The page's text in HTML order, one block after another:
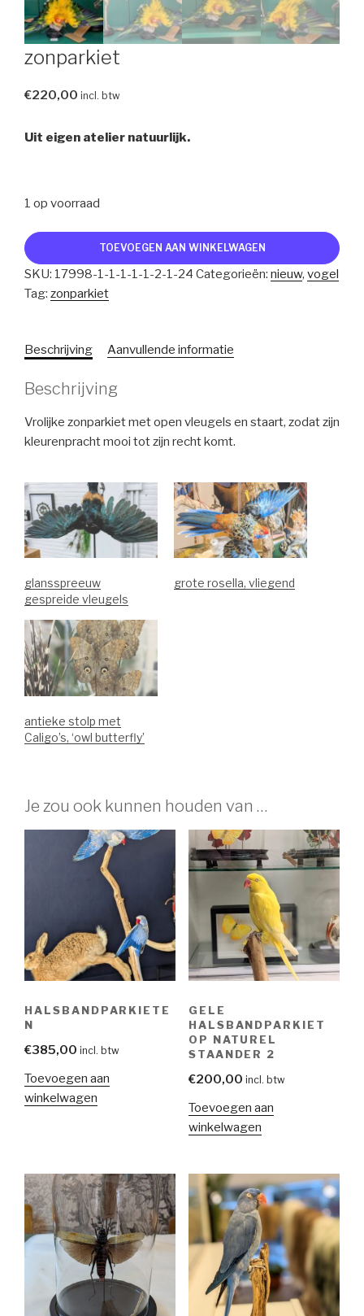
zonparkiet
€220,00 incl. btw
Uit eigen atelier natuurlijk.
1 op voorraad
zonparkiet
aantal
TOEVOEGEN AAN WINKELWAGEN
SKU: 17998-1-1-1-1-1-2-1-24 Categorieën: nieuw, vogel
Tag: zonparkiet
Beschrijving Aanvullende informatie
Beschrijving
Vrolijke zonparkiet met open vleugels en staart, zodat zijn
kleurenpracht mooi tot zijn recht komt.
glansspreeuw
gespreide vleugels
grote rosella, vliegend
antieke stolp met
Caligo’s, ‘owl butterfly’
Je zou ook kunnen houden van …
HALSBANDPARKIETE
N
€385,00 incl. btw
Toevoegen aan
winkelwagen
GELE
HALSBANDPARKIET
OP NATUREL
STAANDER 2
€200,00 incl. btw
Toevoegen aan
winkelwagen